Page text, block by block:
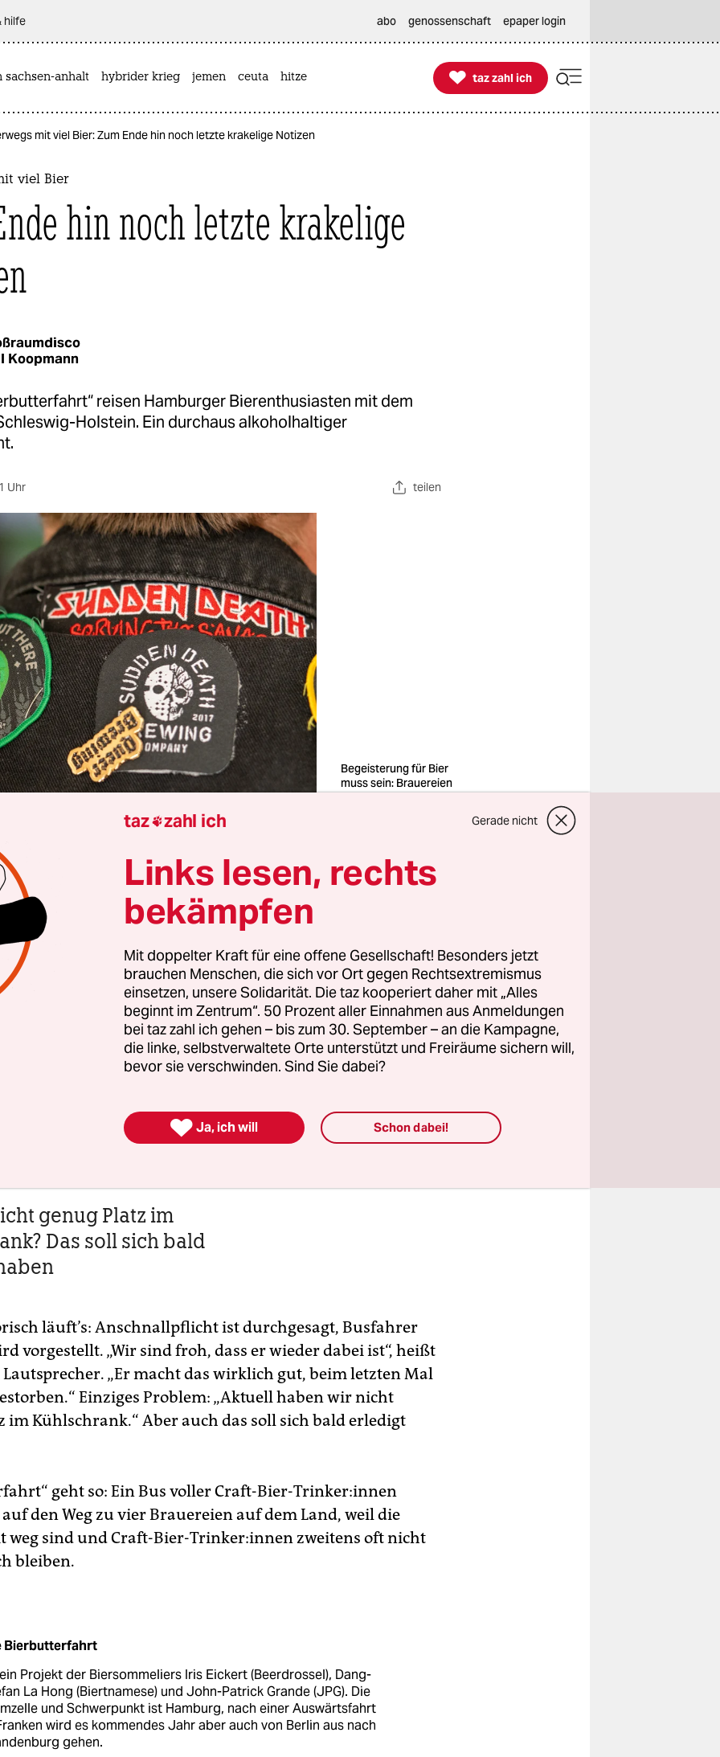
hilfe abo genossenschaft epaper login
sachsen-anhalt hybrider krieg jemen ceuta hitze 
taz zahl ich
taz zahl ich
mit viel Bier: Zum Ende hin noch letzte krakelige Notizen
viel Bier
hin noch letzte krakelige
Koopmann
reisen Hamburger Bierenthusiasten mit dem
Holstein. Ein durchaus alkoholhaltiger
Uhr teilen
Begeisterung für Bier
muss sein: Brauereien
Foto: René Trohs
in aller Herrgottsfrühe vor Astra auf der Reeperbahn:
noch kistenweise „Begrüßungsbier“ in den Reisebus
wird, sind draußen schon die ersten Flaschen offen.
immer noch: Denn einige Teil­neh­me­r:in­nen der
Bierbutterfahrt waren ja gestern schon mit.
genießen“, hat sich Reiseleiterin Iris als großformatiges
Aber es stehen keine unleserlich verschnörkelten
drauf – sondern unleserlich verschnörkelte Brauerei­
genug Platz im
Das soll sich bald
läuft’s: Anschnallpflicht ist durchgesagt, Busfahrer
vorgestellt. „Wir sind froh, dass er wieder dabei ist“, heißt
Lautsprecher. „Er macht das wirklich gut, beim letzten Mal
Einziges Problem: „Aktuell haben wir nicht
im Kühlschrank.“ Aber auch das soll sich bald erledigt
geht so: Ein Bus voller Craft-Bier-Trin­ker:innen
den Weg zu vier Brauereien auf dem Land, weil die
weg sind und Craft-Bier-Trinker:innen zweitens oft nicht
bleiben.
Bier­butterfahrt
Projekt der Biersommeliers Iris Eickert (Beerdrossel), Dang-
La Hong (Biertnamese) und John-Patrick Grande (JPG). Die
und Schwerpunkt ist Hamburg, nach einer Auswärtsfahrt
wird es kommendes Jahr aber auch von Berlin aus nach
gehen.
taz zahl ich Gerade nicht
Links lesen, rechts
bekämpfen
Mit doppelter Kraft für eine offene Gesellschaft! Besonders jetzt
brauchen Menschen, die sich vor Ort gegen Rechtsextremismus
einsetzen, unsere Solidarität. Die taz kooperiert daher mit „Alles
beginnt im Zentrum“. 50 Prozent aller Einnahmen aus Anmeldungen
bei taz zahl ich gehen – bis zum 30. September – an die Kampagne,
die linke, selbstverwaltete Orte unterstützt und Freiräume sichern will,
bevor sie verschwinden. Sind Sie dabei?
 Ja, ich will Schon dabei!